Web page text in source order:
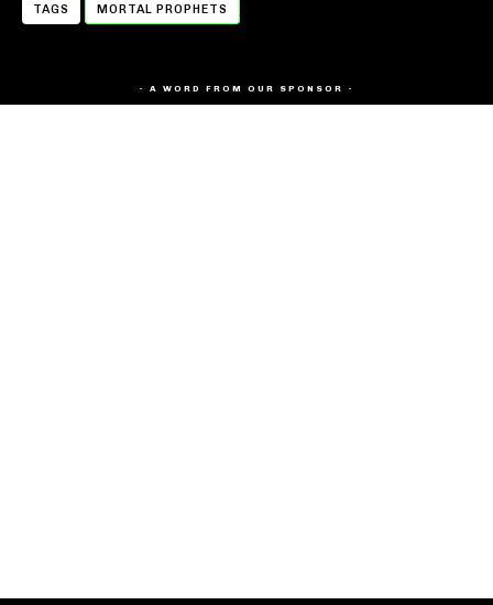
TAGS MORTAL PROPHETS
- A WORD FROM OUR SPONSOR -